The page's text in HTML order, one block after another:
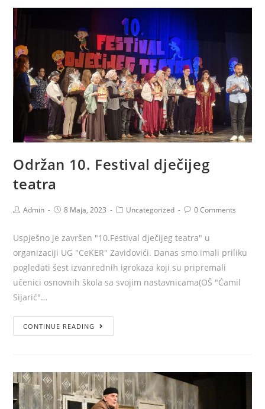
Održan 10. Festival dječijeg
teatra
Admin 8 Maja, 2023 Uncategorized 0 Comments
Uspješno je završen "10.Festival dječijeg teatra" u
organizaciji UG "CeKER" Zavidovići. Danas smo imali priliku
pogledati šest izvanrednih igrokaza koji su pripremali
učenici osnovnih škola sa svojim nastavnicama(OŠ "Ćamil
Sijarić"…
CONTINUE READING